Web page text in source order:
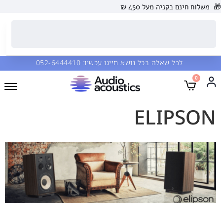
🎁 משלוח חינם בקניה מעל 450 ₪
לכל שאלה בכל נושא חייגו עכשיו:
0
ELIPSON